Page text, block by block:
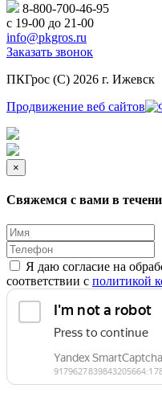
8-800-700-46-95
с 19-00 до 21-00
info@pkgros.ru
Заказать звонок
ПКГрос (С) 2026 г. Ижевск
Продвижение веб сайтов
×
Свяжемся с вами в
Я даю согласие на
соответствии с политикой